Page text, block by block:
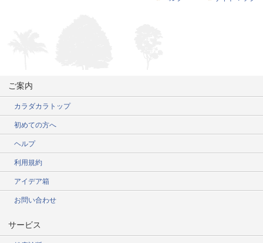
ご案内
カラダカラトップ
初めての方へ
ヘルプ
利用規約
アイデア箱
お問い合わせ
サービス